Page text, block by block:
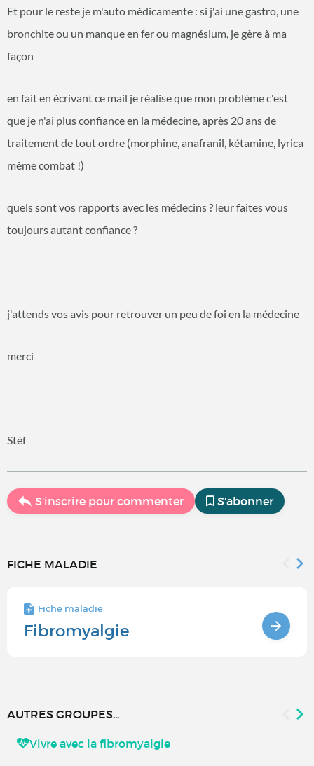
Et pour le reste je m'auto médicamente : si j'ai une gastro, une
bronchite ou un manque en fer ou magnésium, je gère à ma
façon
en fait en écrivant ce mail je réalise que mon problème c'est
que je n'ai plus confiance en la médecine, après 20 ans de
traitement de tout ordre (morphine, anafranil, kétamine, lyrica
même combat !)
quels sont vos rapports avec les médecins ? leur faites vous
toujours autant confiance ?
j'attends vos avis pour retrouver un peu de foi en la médecine
merci
Stéf
S'inscrire pour commenter S'abonner
FICHE MALADIE
Fiche maladie
Fibromyalgie
AUTRES GROUPES...
Vivre avec la fibromyalgie